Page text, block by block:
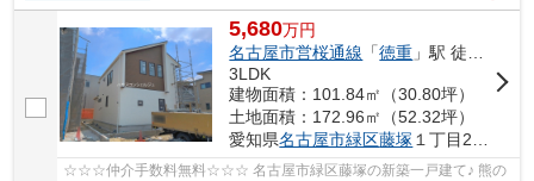
5,680万円
名古屋市営桜通線 「徳重 」駅 徒歩26分
3LDK
建物面積：101.84㎡（30.80坪）
土地面積：172.96㎡（52.32坪）
愛知県名古屋市緑区藤塚１丁目2001
☆☆☆仲介手数料無料☆☆☆ 名古屋市緑区藤塚の新築一戸建て♪ 熊の